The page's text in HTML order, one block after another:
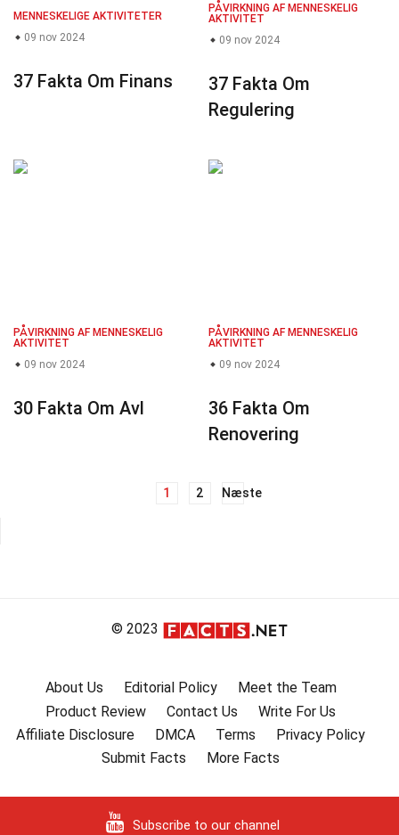
MENNESKELIGE AKTIVITETER
09 nov 2024
37 Fakta Om Finans
PÅVIRKNING AF MENNESKELIG
AKTIVITET
09 nov 2024
37 Fakta Om
Regulering
PÅVIRKNING AF MENNESKELIG
AKTIVITET
09 nov 2024
30 Fakta Om Avl
PÅVIRKNING AF MENNESKELIG
AKTIVITET
09 nov 2024
36 Fakta Om
Renovering
1 2 Næste
© 2023
About Us Editorial Policy
Meet the Team
Product Review
Contact Us
Write For Us
Affiliate Disclosure
DMCA Terms
Privacy Policy
Submit Facts
More Facts
Subscribe to our channel